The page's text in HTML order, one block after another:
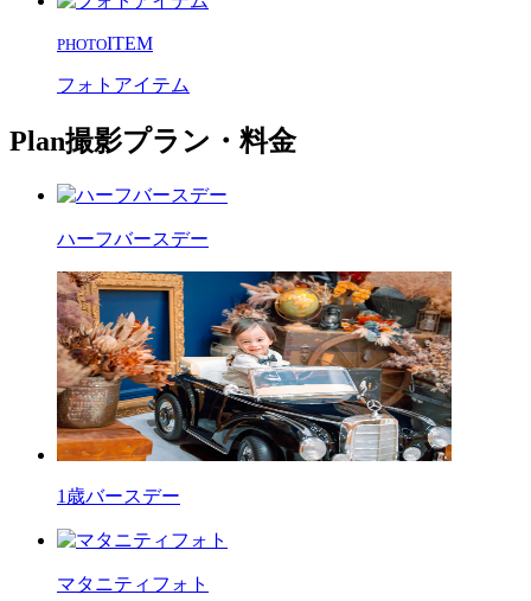
PHOTOITEM
フォトアイテム
Plan撮影プラン・料金
ハーフバースデー
1歳バースデー
マタニティフォト